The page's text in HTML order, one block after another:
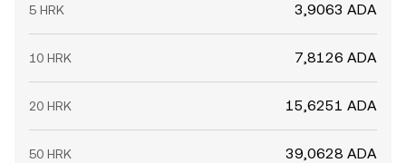
5 HRK 3,9063 ADA
10 HRK 7,8126 ADA
20 HRK 15,6251 ADA
50 HRK 39,0628 ADA